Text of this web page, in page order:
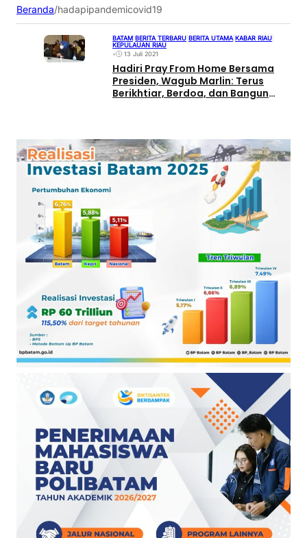
Beranda/hadapipandemicovid19
BATAM BERITA TERBARU BERITA UTAMA KABAR RIAU
KEPULAUAN RIAU
•
13 Juli 2021
Hadiri Pray From Home Bersama
Presiden, Wagub Marlin: Terus
Berikhtiar, Berdoa, dan Bangun